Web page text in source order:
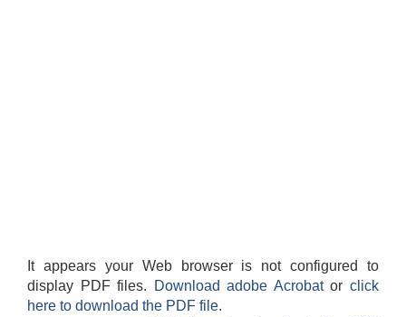
It appears your Web browser is not configured to
display PDF files.
Download adobe Acrobatorclick
here to download the PDF file.